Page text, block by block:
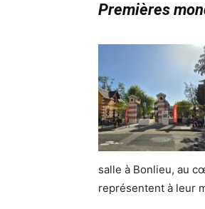
Premières
salle à Bonlieu, au
représentent à leur